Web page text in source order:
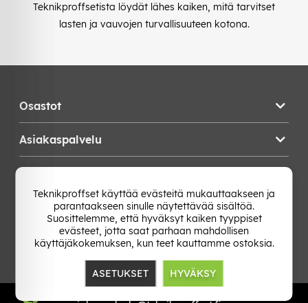
Teknikproffsetista löydät lähes kaiken, mitä tarvitset
lasten ja vauvojen turvallisuuteen kotona.
Osastot
Asiakaspalvelu
Vaihda Maa
Teknikproffset käyttää evästeitä mukauttaakseen ja
parantaakseen sinulle näytettävää sisältöä.
Suosittelemme, että hyväksyt kaiken tyyppiset
evästeet, jotta saat parhaan mahdollisen
käyttäjäkokemuksen, kun teet kauttamme ostoksia.
ASETUKSET HYVÄKSY